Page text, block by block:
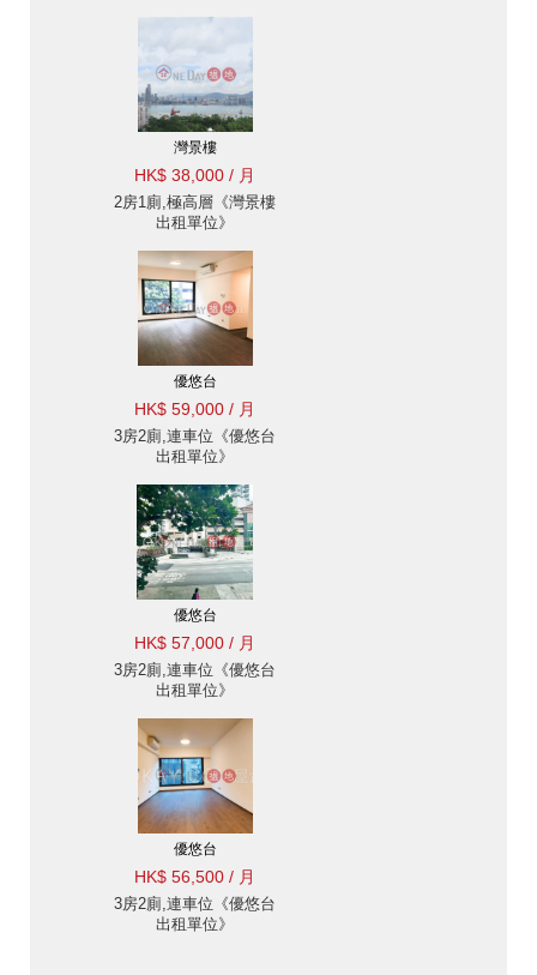
灣景樓
HK$ 38,000 / 月
2房1廁,極高層《灣景樓
出租單位》
優悠台
HK$ 59,000 / 月
3房2廁,連車位《優悠台
出租單位》
優悠台
HK$ 57,000 / 月
3房2廁,連車位《優悠台
出租單位》
優悠台
HK$ 56,500 / 月
3房2廁,連車位《優悠台
出租單位》